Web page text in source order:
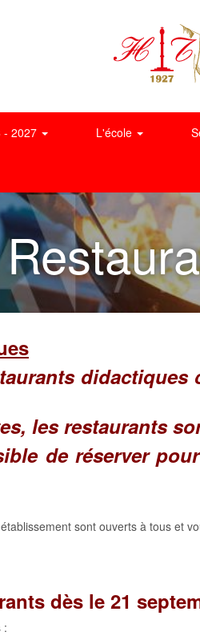
- 2027 L'école
les restaurants
de réserver
sont ouverts à tous et
dès le 21
: